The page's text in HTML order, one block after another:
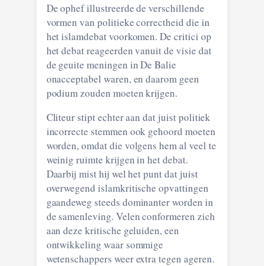
De ophef illustreerde de verschillende
vormen van politieke correctheid die in
het islamdebat voorkomen. De critici op
het debat reageerden vanuit de visie dat
de geuite meningen in De Balie
onacceptabel waren, en daarom geen
podium zouden moeten krijgen.
Cliteur stipt echter aan dat juist politiek
incorrecte stemmen ook gehoord moeten
worden, omdat die volgens hem al veel te
weinig ruimte krijgen in het debat.
Daarbij mist hij wel het punt dat juist
overwegend islamkritische opvattingen
gaandeweg steeds dominanter worden in
de samenleving. Velen conformeren zich
aan deze kritische geluiden, een
ontwikkeling waar sommige
wetenschappers weer extra tegen ageren.